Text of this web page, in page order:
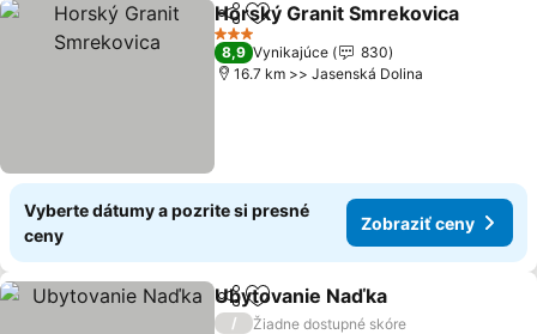
ZdieľaťPridať do obľúbených
Horský Granit Smrekovica
3 Počet hviezdičiek
8,9 Vynikajúce
830
16.7 km >> Jasenská Dolina
Vyberte dátumy a pozrite si presné
ceny
Zobraziť ceny
ZdieľaťPridať do obľúbených
Ubytovanie Naďka
/
Žiadne dostupné skóre